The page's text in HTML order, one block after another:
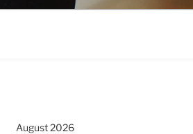
August 2026